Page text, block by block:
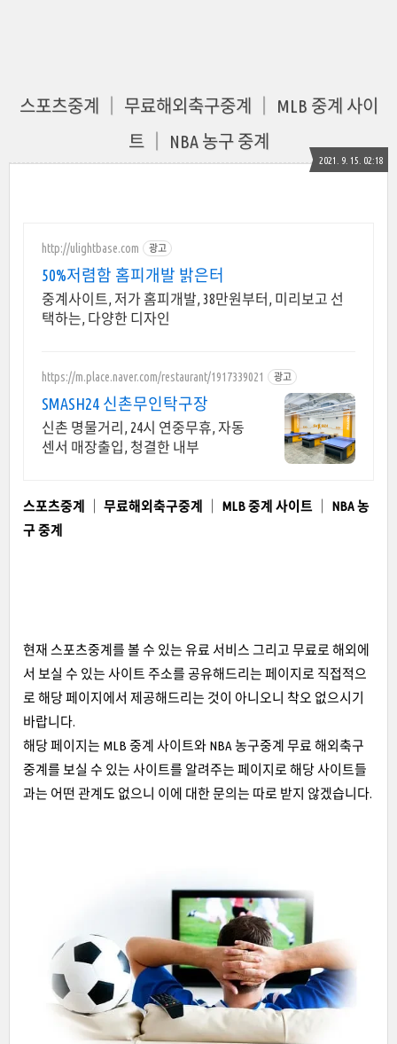
스포츠중계 │ 무료해외축구중계 │ MLB 중계 사이
트 │ NBA 농구 중계
2021. 9. 15. 02:18
http://ulightbase.com 광고
50%저렴함 홈피개발 밝은터
중계사이트, 저가 홈피개발, 38만원부터, 미리보고 선
택하는, 다양한 디자인
https://m.place.naver.com/restaurant/1917339021 광고
SMASH24 신촌무인탁구장
신촌 명물거리, 24시 연중무휴, 자동
센서 매장출입, 청결한 내부
스포츠중계 │ 무료해외축구중계 │ MLB 중계 사이트 │ NBA 농
구 중계
현재 스포츠중계를 볼 수 있는 유료 서비스 그리고 무료로 해외에
서 보실 수 있는 사이트 주소를 공유해드리는 페이지로 직접적으
로 해당 페이지에서 제공해드리는 것이 아니오니 착오 없으시기
바랍니다.
해당 페이지는 MLB 중계 사이트와 NBA 농구중계 무료 해외축구
중계를 보실 수 있는 사이트를 알려주는 페이지로 해당 사이트들
과는 어떤 관계도 없으니 이에 대한 문의는 따로 받지 않겠습니다.